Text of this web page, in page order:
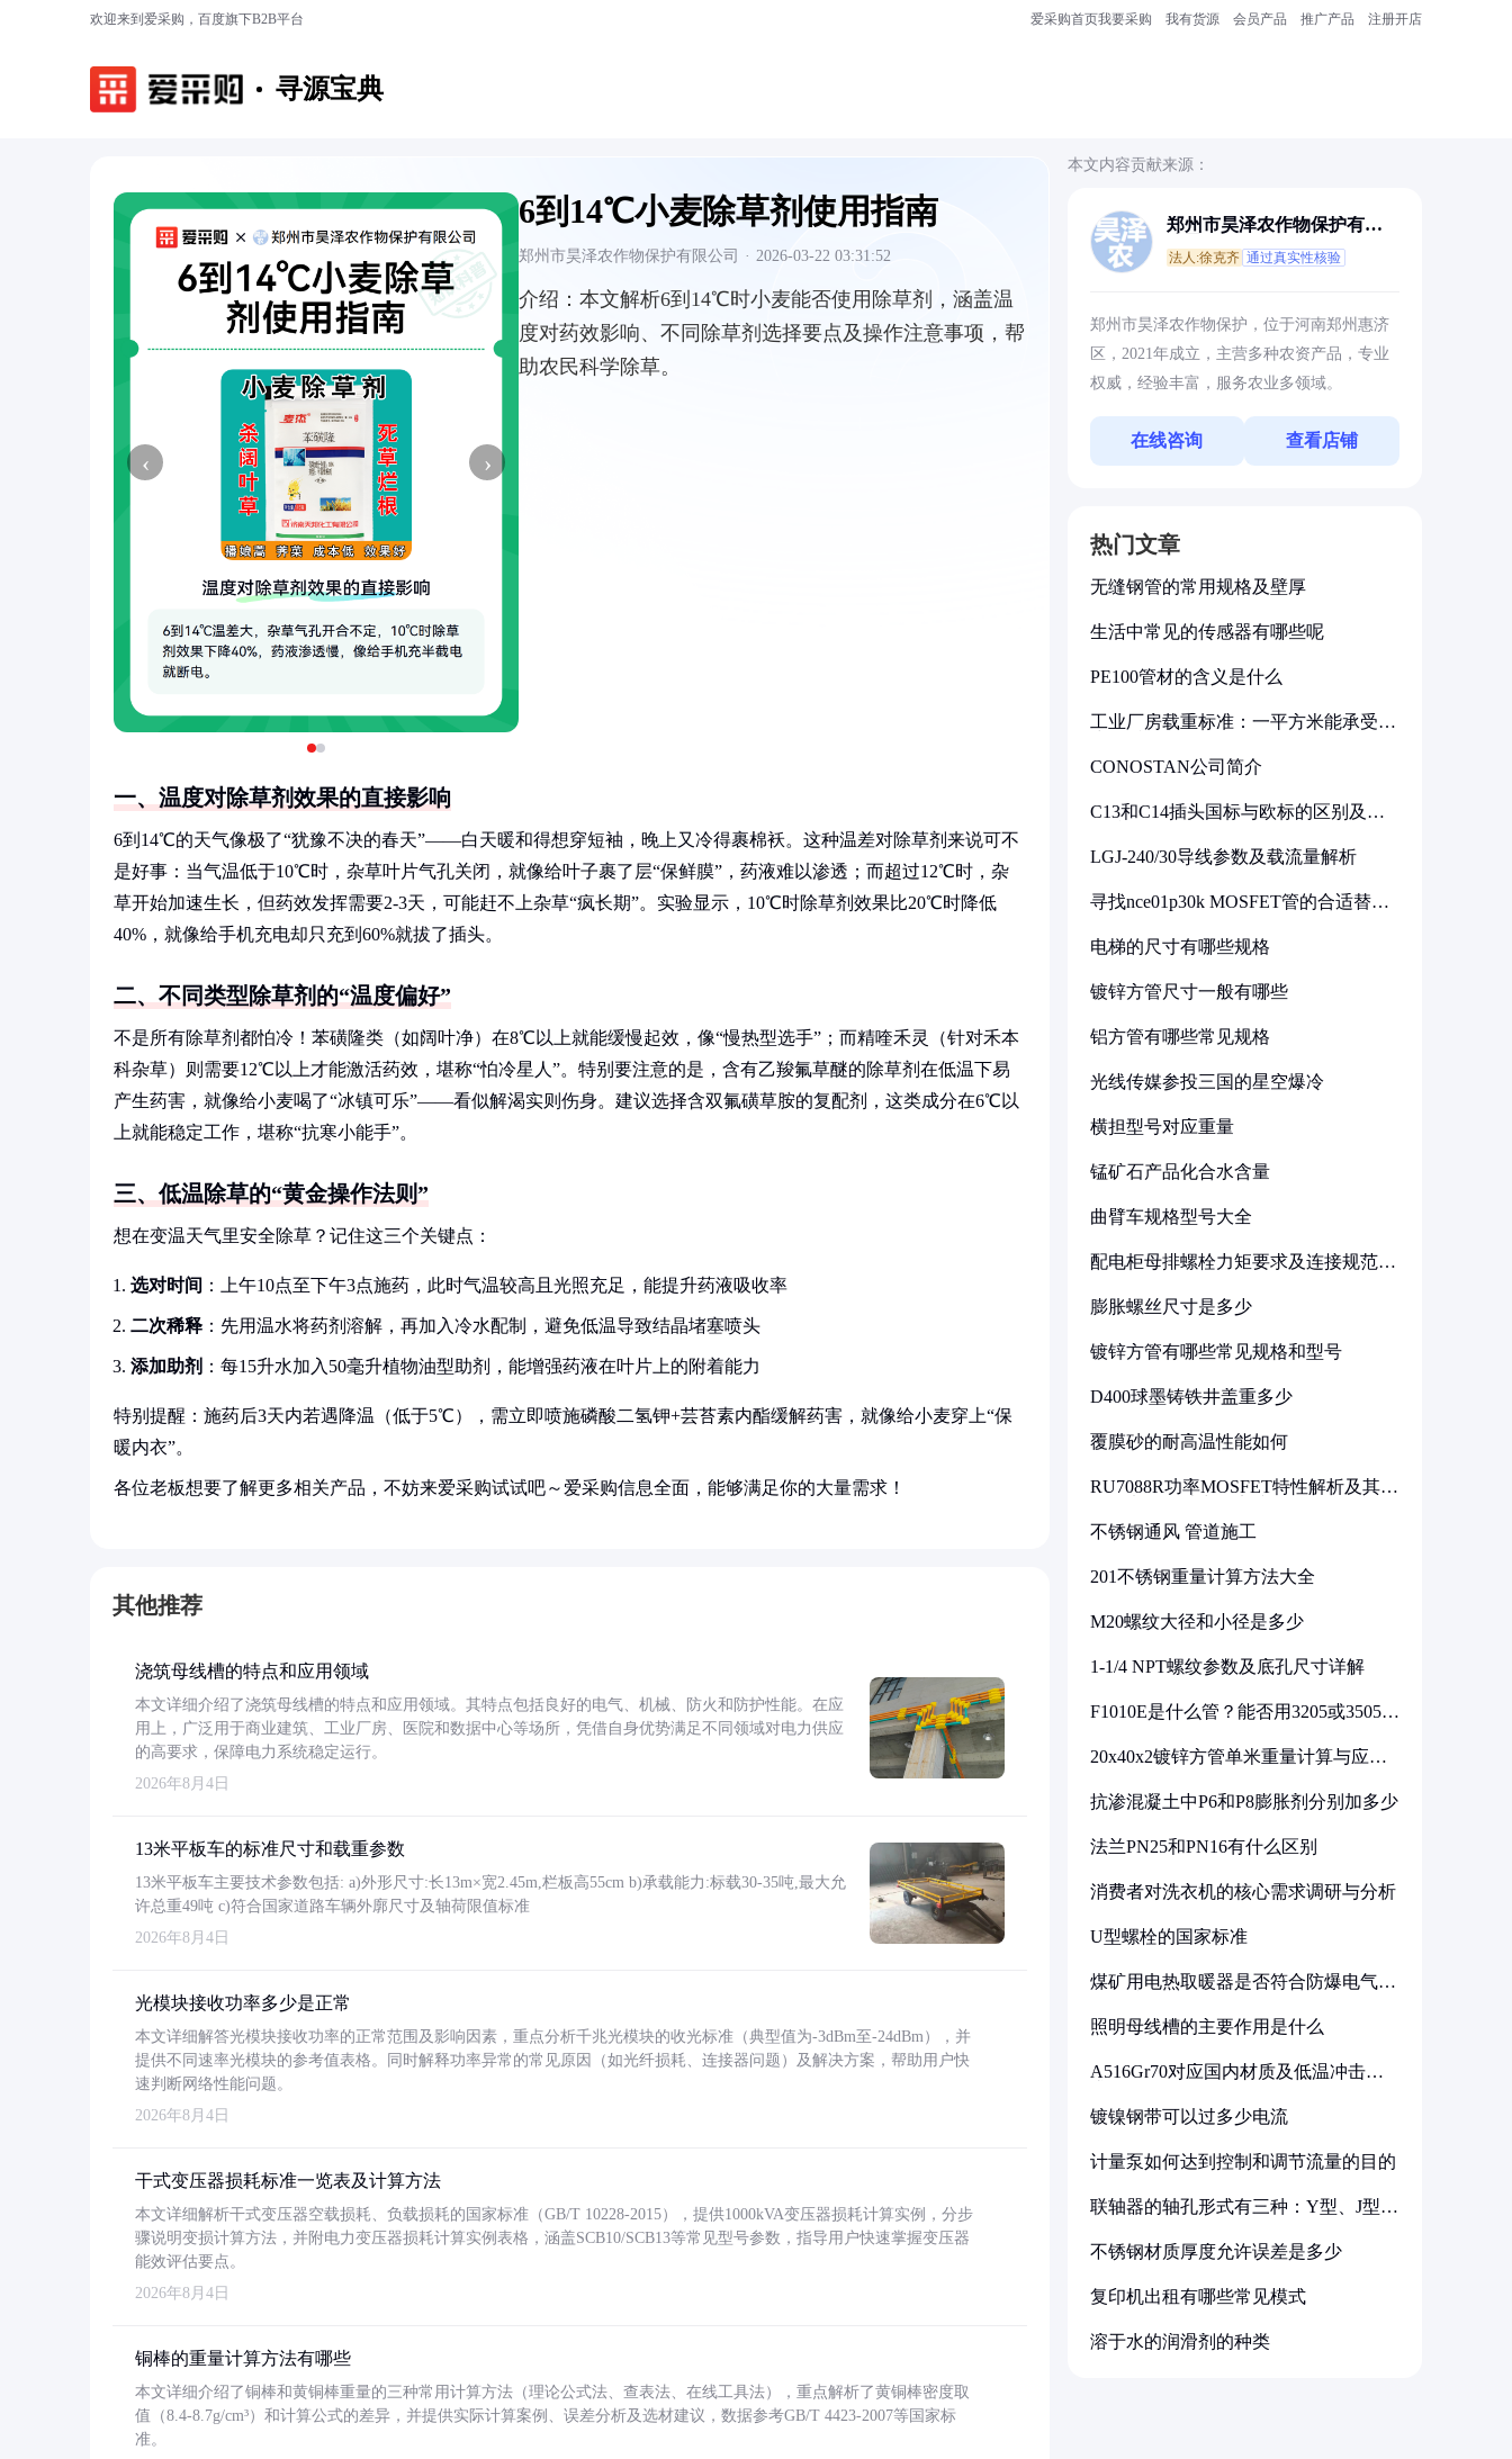
欢迎来到爱采购，百度旗下B2B平台 爱采购首页我要采购 我有货源 会员产品 推广产品 注册开店
寻源宝典
‹ ›
6到14℃小麦除草剂使用指南
郑州市昊泽农作物保护有限公司 · 2026-03-22 03:31:52
介绍： 本文解析6到14℃时小麦能否使用除草剂，涵盖温
度对药效影响、不同除草剂选择要点及操作注意事项，帮
助农民科学除草。
一、温度对除草剂效果的直接影响
6到14℃的天气像极了“犹豫不决的春天”——白天暖和得想穿短袖，晚上又冷得裹棉袄。这种温差对除草剂来说可不
是好事：当气温低于10℃时，杂草叶片气孔关闭，就像给叶子裹了层“保鲜膜”，药液难以渗透；而超过12℃时，杂
草开始加速生长，但药效发挥需要2-3天，可能赶不上杂草“疯长期”。实验显示，10℃时除草剂效果比20℃时降低
40%，就像给手机充电却只充到60%就拔了插头。
二、不同类型除草剂的“温度偏好”
不是所有除草剂都怕冷！苯磺隆类（如阔叶净）在8℃以上就能缓慢起效，像“慢热型选手”；而精喹禾灵（针对禾本
科杂草）则需要12℃以上才能激活药效，堪称“怕冷星人”。特别要注意的是，含有乙羧氟草醚的除草剂在低温下易
产生药害，就像给小麦喝了“冰镇可乐”——看似解渴实则伤身。建议选择含双氟磺草胺的复配剂，这类成分在6℃以
上就能稳定工作，堪称“抗寒小能手”。
三、低温除草的“黄金操作法则”
想在变温天气里安全除草？记住这三个关键点：
选对时间 ：上午10点至下午3点施药，此时气温较高且光照充足，能提升药液吸收率
二次稀释 ：先用温水将药剂溶解，再加入冷水配制，避免低温导致结晶堵塞喷头
添加助剂 ：每15升水加入50毫升植物油型助剂，能增强药液在叶片上的附着能力
特别提醒：施药后3天内若遇降温（低于5℃），需立即喷施磷酸二氢钾+芸苔素内酯缓解药害，就像给小麦穿上“保
暖内衣”。
各位老板想要了解更多相关产品，不妨来爱采购试试吧～爱采购信息全面，能够满足你的大量需求！
其他推荐
浇筑母线槽的特点和应用领域
本文详细介绍了浇筑母线槽的特点和应用领域。其特点包括良好的电气、机械、防火和防护性能。在应
用上，广泛用于商业建筑、工业厂房、医院和数据中心等场所，凭借自身优势满足不同领域对电力供应
的高要求，保障电力系统稳定运行。
2026年8月4日
13米平板车的标准尺寸和载重参数
13米平板车主要技术参数包括: a)外形尺寸:长13m×宽2.45m,栏板高55cm b)承载能力:标载30-35吨,最大允
许总重49吨 c)符合国家道路车辆外廓尺寸及轴荷限值标准
2026年8月4日
光模块接收功率多少是正常
本文详细解答光模块接收功率的正常范围及影响因素，重点分析千兆光模块的收光标准（典型值为-3dBm至-24dBm），并
提供不同速率光模块的参考值表格。同时解释功率异常的常见原因（如光纤损耗、连接器问题）及解决方案，帮助用户快
速判断网络性能问题。
2026年8月4日
干式变压器损耗标准一览表及计算方法
本文详细解析干式变压器空载损耗、负载损耗的国家标准（GB/T 10228-2015），提供1000kVA变压器损耗计算实例，分步
骤说明变损计算方法，并附电力变压器损耗计算实例表格，涵盖SCB10/SCB13等常见型号参数，指导用户快速掌握变压器
能效评估要点。
2026年8月4日
铜棒的重量计算方法有哪些
本文详细介绍了铜棒和黄铜棒重量的三种常用计算方法（理论公式法、查表法、在线工具法），重点解析了黄铜棒密度取
值（8.4-8.7g/cm³）和计算公式的差异，并提供实际计算案例、误差分析及选材建议，数据参考GB/T 4423-2007等国家标
准。
本文内容贡献来源：
郑州市昊泽农作物保护有限
法人:徐克齐 通过真实性核验
郑州市昊泽农作物保护，位于河南郑州惠济
区，2021年成立，主营多种农资产品，专业
权威，经验丰富，服务农业多领域。
在线咨询 查看店铺
热门文章
无缝钢管的常用规格及壁厚
生活中常见的传感器有哪些呢
PE100管材的含义是什么
工业厂房载重标准：一平方米能承受多
CONOSTAN公司简介
C13和C14插头国标与欧标的区别及其
LGJ-240/30导线参数及载流量解析
寻找nce01p30k MOSFET管的合适替代
电梯的尺寸有哪些规格
镀锌方管尺寸一般有哪些
铝方管有哪些常见规格
光线传媒参投三国的星空爆冷
横担型号对应重量
锰矿石产品化合水含量
曲臂车规格型号大全
配电柜母排螺栓力矩要求及连接规范详
膨胀螺丝尺寸是多少
镀锌方管有哪些常见规格和型号
D400球墨铸铁井盖重多少
覆膜砂的耐高温性能如何
RU7088R功率MOSFET特性解析及其在
不锈钢通风 管道施工
201不锈钢重量计算方法大全
M20螺纹大径和小径是多少
1-1/4 NPT螺纹参数及底孔尺寸详解
F1010E是什么管？能否用3205或3505代
20x40x2镀锌方管单米重量计算与应用
抗渗混凝土中P6和P8膨胀剂分别加多少
法兰PN25和PN16有什么区别
消费者对洗衣机的核心需求调研与分析
U型螺栓的国家标准
煤矿用电热取暖器是否符合防爆电气设
照明母线槽的主要作用是什么
A516Gr70对应国内材质及低温冲击要
镀镍钢带可以过多少电流
计量泵如何达到控制和调节流量的目的
联轴器的轴孔形式有三种：Y型、J型、
不锈钢材质厚度允许误差是多少
复印机出租有哪些常见模式
溶于水的润滑剂的种类